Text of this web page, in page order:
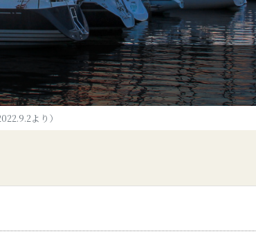
より）